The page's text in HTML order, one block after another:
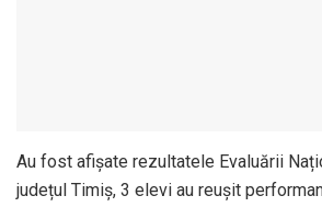
Au fost afișate rezultatele Evaluării
județul Timiș, 3 elevi au reușit